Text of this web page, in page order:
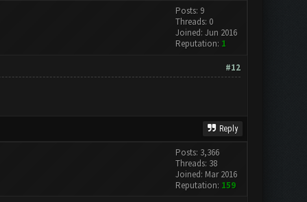
Posts: 9
Threads: 0
Joined: Jun 2016
Reputation: 1
#12
Reply
Posts: 3,366
Threads: 38
Joined: Mar 2016
Reputation: 159